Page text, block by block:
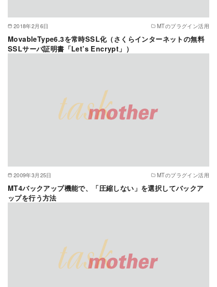
2018年2月6日 MTのプラグイン活用
MovableType6.3を常時SSL化（さくらインターネットの無料
SSLサーバ証明書「Let’s Encrypt」）
2009年3月25日 MTのプラグイン活用
MT4バックアップ機能で、「圧縮しない」を選択してバックア
ップを行う方法